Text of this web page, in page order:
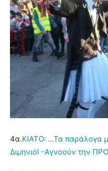
4α.ΚΙΑΤΟ: …Τα παράλογα
Διμηνιό! -Αγνοούν την